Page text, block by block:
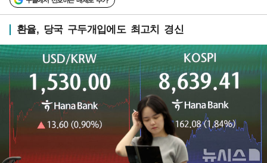
환율, 당국 구두개입에도 최고치 경신